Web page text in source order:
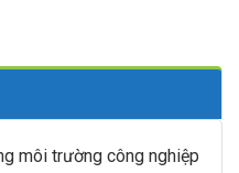
môi trường công nghiệp